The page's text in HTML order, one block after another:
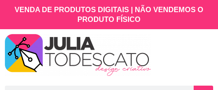
VENDA DE PRODUTOS DIGITAIS | NÃO VENDEMOS O
PRODUTO FÍSICO